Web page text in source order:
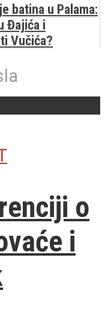
batina u Palama:
Đajića i
Vučića?
o
i